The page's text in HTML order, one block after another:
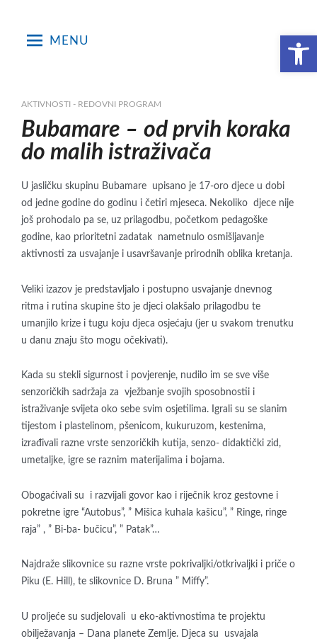
Open toolbar
MENU
AKTIVNOSTI - REDOVNI PROGRAM
Bubamare – od prvih koraka
do malih istraživača
U jasličku skupinu Bubamare upisano je 17-oro djece u dobi
od jedne godine do godinu i četiri mjeseca. Nekoliko djece nije
još prohodalo pa se, uz prilagodbu, početkom pedagoške
godine, kao prioritetni zadatak nametnulo osmišljavanje
aktivnosti za usvajanje i usavršavanje prirodnih oblika kretanja.
Veliki izazov je predstavljalo i postupno usvajanje dnevnog
ritma i rutina skupine što je djeci olakšalo prilagodbu te
umanjilo krize i tugu koju djeca osjećaju (jer u svakom trenutku
u danu znaju što mogu očekivati).
Kada su stekli sigurnost i povjerenje, nudilo im se sve više
senzoričkih sadržaja za vježbanje svojih sposobnostii i
istraživanje svijeta oko sebe svim osjetilima. Igrali su se slanim
tijestom i plastelinom, pšenicom, kukuruzom, kestenima,
izrađivali razne vrste senzoričkih kutija, senzo- didaktički zid,
umetaljke, igre se raznim materijalima i bojama.
Obogaćivali su i razvijali govor kao i riječnik kroz gestovne i
pokretne igre “Autobus”, ” Mišica kuhala kašicu”, ” Ringe, ringe
raja” , ” Bi-ba- bučicu”, ” Patak”…
Najdraže slikovnice su razne vrste pokrivaljki/otkrivaljki i priče o
Piku (E. Hill), te slikovnice D. Bruna ” Miffy”.
U proljeće su sudjelovali u eko-aktivnostima te projektu
obilježavanja – Dana planete Zemlje. Djeca su usvajala